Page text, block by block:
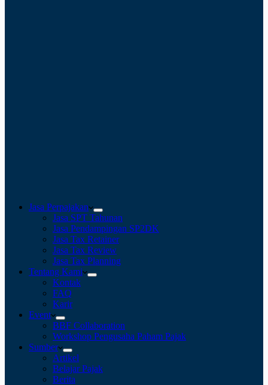
Jasa Perpajakan
Jasa SPT Tahunan
Jasa Pendampingan SP2DK
Jasa Tax Retainer
Jasa Tax Review
Jasa Tax Planning
Tentang Kami
Kontak
FAQ
Karir
Event
BBF Collaboration
Workshop Pengusaha Paham Pajak
Sumber
Artikel
Belajar Pajak
Berita